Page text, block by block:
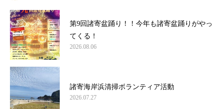
第9回諸寄盆踊り！！今年も諸寄盆踊りがやっ
てくる！
2026.08.06
諸寄海岸浜清掃ボランティア活動
2026.07.27